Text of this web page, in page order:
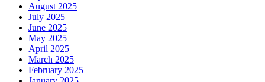
August 2025
July 2025
June 2025
May 2025
April 2025
March 2025
February 2025